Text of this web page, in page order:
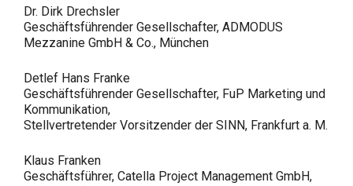
Dr. Dirk Drechsler
Geschäftsführender Gesellschafter, ADMODUS
Mezzanine GmbH & Co., München
Detlef Hans Franke
Geschäftsführender Gesellschafter, FuP Marketing und
Kommunikation,
Stellvertretender Vorsitzender der SINN, Frankfurt a. M.
Klaus Franken
Geschäftsführer, Catella Project Management GmbH,